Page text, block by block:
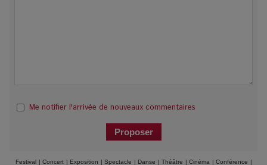
Me notifier l'arrivée de nouveaux commentaires
Festival | Concert | Exposition | Spectacle | Danse | Théâtre | Cinéma | Conférence |